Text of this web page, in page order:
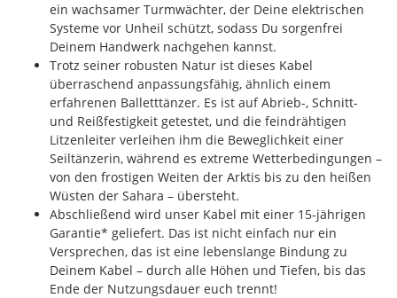
ein wachsamer Turmwächter, der Deine elektrischen
Systeme vor Unheil schützt, sodass Du sorgenfrei
Deinem Handwerk nachgehen kannst.
Trotz seiner robusten Natur ist dieses Kabel
überraschend anpassungsfähig, ähnlich einem
erfahrenen Balletttänzer. Es ist auf Abrieb-, Schnitt-
und Reißfestigkeit getestet, und die feindrähtigen
Litzenleiter verleihen ihm die Beweglichkeit einer
Seiltänzerin, während es extreme Wetterbedingungen –
von den frostigen Weiten der Arktis bis zu den heißen
Wüsten der Sahara – übersteht.
Abschließend wird unser Kabel mit einer 15-jährigen
Garantie* geliefert. Das ist nicht einfach nur ein
Versprechen, das ist eine lebenslange Bindung zu
Deinem Kabel – durch alle Höhen und Tiefen, bis das
Ende der Nutzungsdauer euch trennt!